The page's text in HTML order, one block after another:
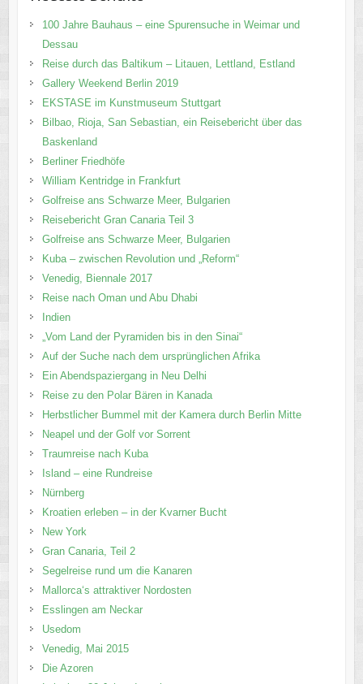
100 Jahre Bauhaus – eine Spurensuche in Weimar und
Dessau
Reise durch das Baltikum – Litauen, Lettland, Estland
Gallery Weekend Berlin 2019
EKSTASE im Kunstmuseum Stuttgart
Bilbao, Rioja, San Sebastian, ein Reisebericht über das
Baskenland
Berliner Friedhöfe
William Kentridge in Frankfurt
Golfreise ans Schwarze Meer, Bulgarien
Reisebericht Gran Canaria Teil 3
Golfreise ans Schwarze Meer, Bulgarien
Kuba – zwischen Revolution und „Reform“
Venedig, Biennale 2017
Reise nach Oman und Abu Dhabi
Indien
„Vom Land der Pyramiden bis in den Sinai“
Auf der Suche nach dem ursprünglichen Afrika
Ein Abendspaziergang in Neu Delhi
Reise zu den Polar Bären in Kanada
Herbstlicher Bummel mit der Kamera durch Berlin Mitte
Neapel und der Golf vor Sorrent
Traumreise nach Kuba
Island – eine Rundreise
Nürnberg
Kroatien erleben – in der Kvarner Bucht
New York
Gran Canaria, Teil 2
Segelreise rund um die Kanaren
Mallorca‘s attraktiver Nordosten
Esslingen am Neckar
Usedom
Venedig, Mai 2015
Die Azoren